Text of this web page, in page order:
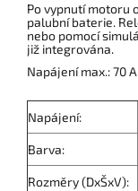
Po vypnutí motoru
palubní baterie.
nebo pomocí
již integrována.
Napájení max.: 70 A
Napájení:
Barva:
Rozměry (DxŠxV):